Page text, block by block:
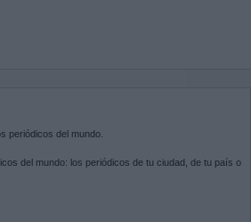
periódicos del mundo.
del mundo: los periódicos de tu ciudad, de tu país o